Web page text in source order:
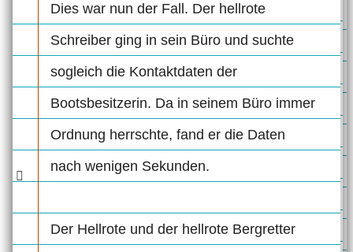
Dies war nun der Fall. Der hellrote
Schreiber ging in sein Büro und suchte
sogleich die Kontaktdaten der
Bootsbesitzerin. Da in seinem Büro immer
Ordnung herrschte, fand er die Daten
nach wenigen Sekunden.
Der Hellrote und der hellrote Bergretter